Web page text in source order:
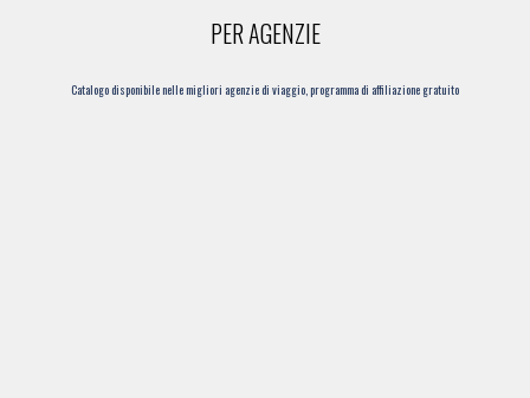
PER AGENZIE
Catalogo disponibile nelle migliori agenzie di viaggio, programma di affiliazione gratuito